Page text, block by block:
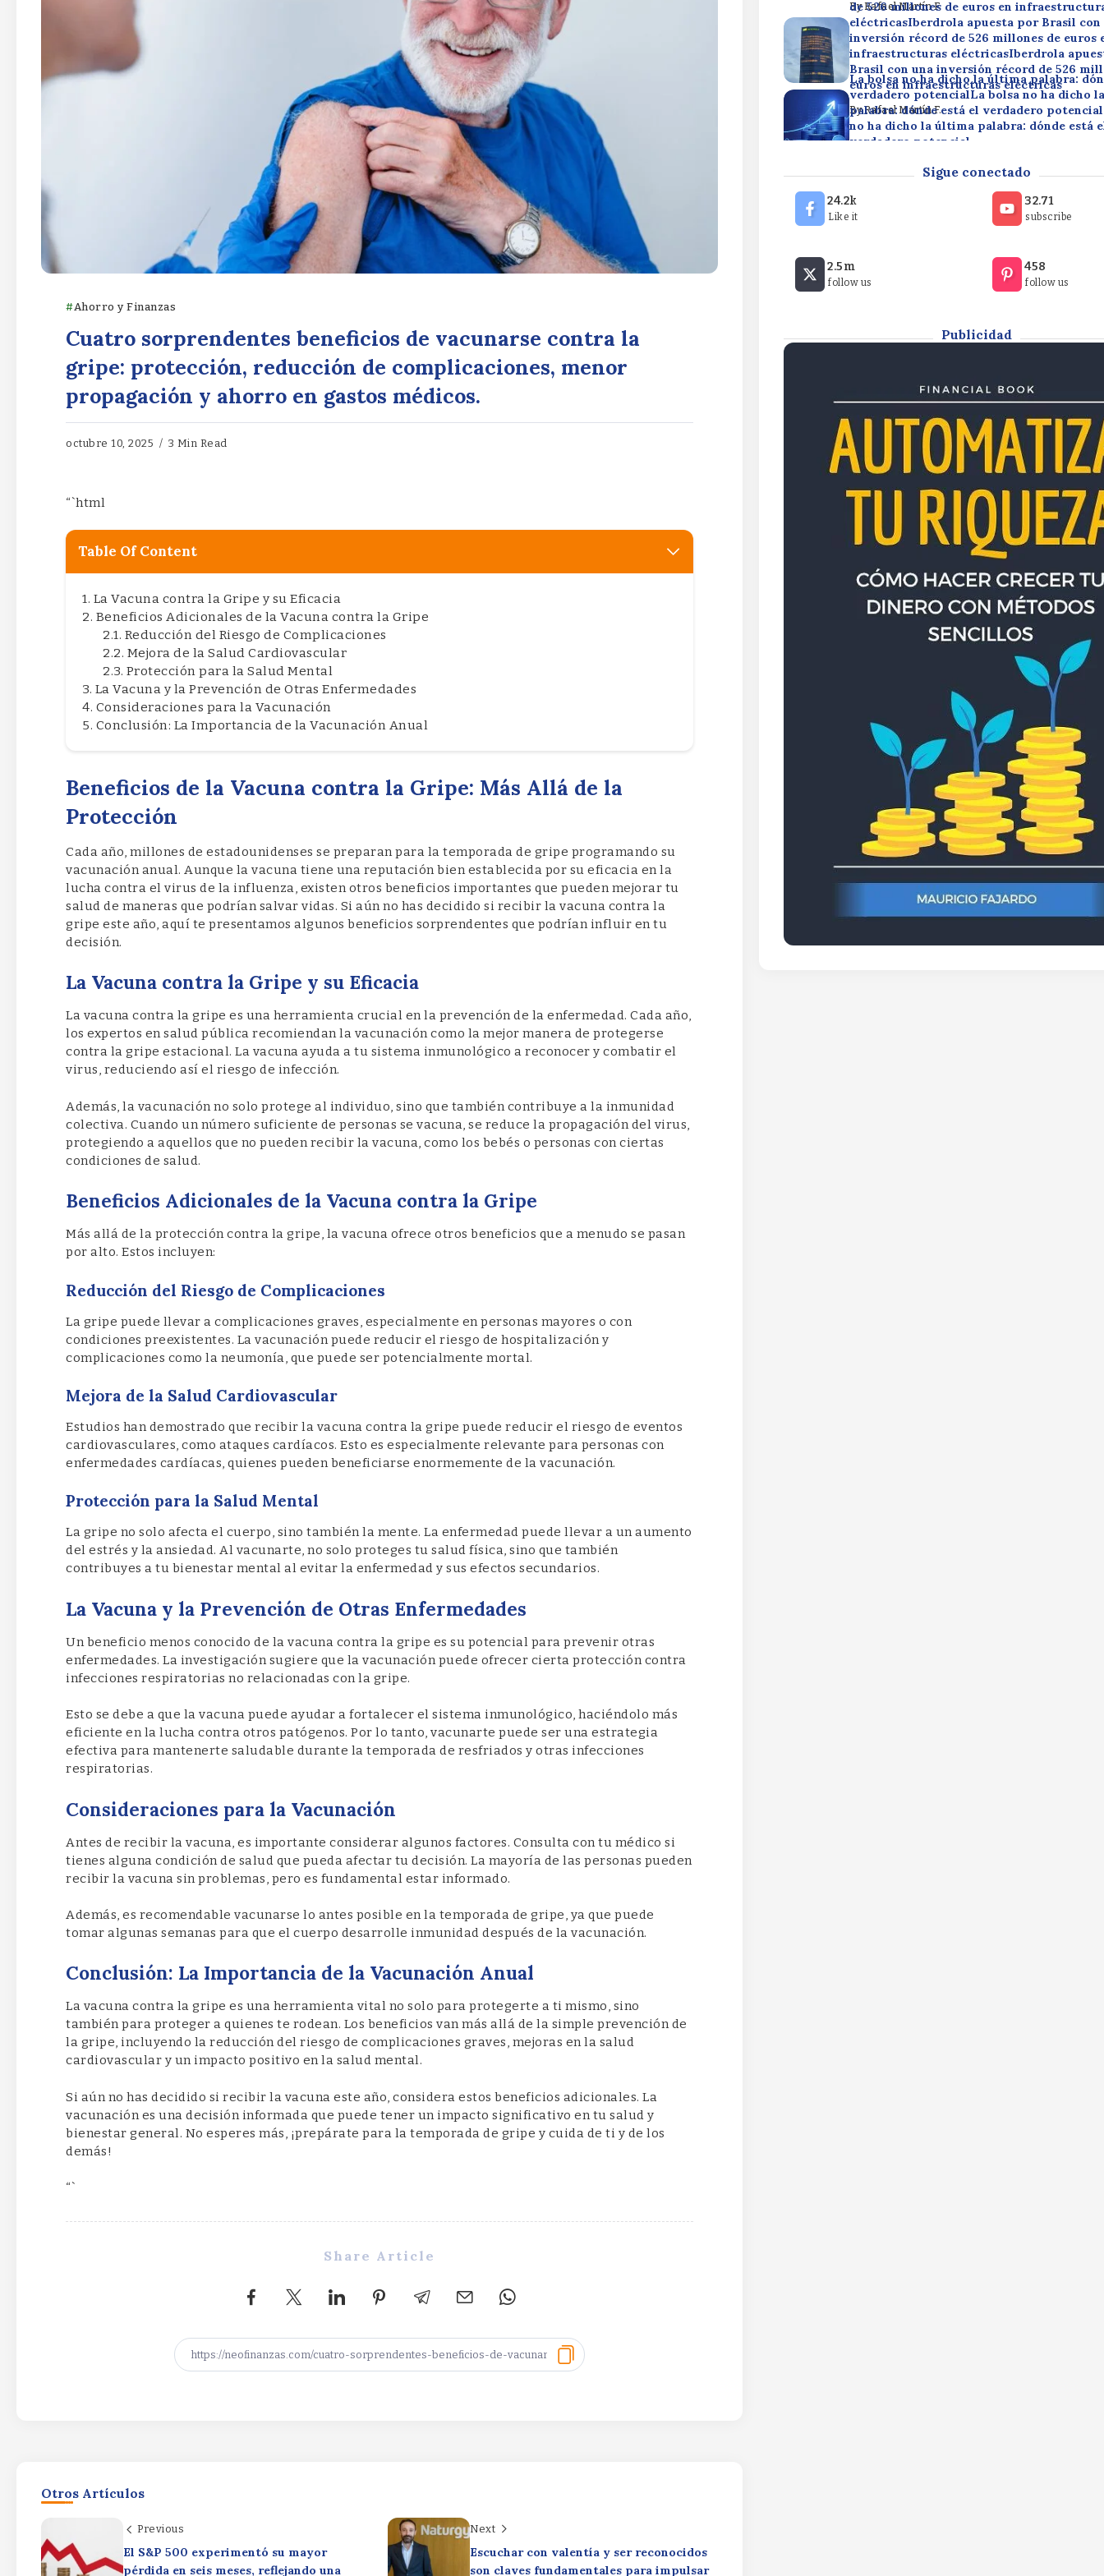
Ahorro y Finanzas
Cuatro sorprendentes beneficios de vacunarse contra la
gripe: protección, reducción de complicaciones, menor
propagación y ahorro en gastos médicos.
octubre 10, 2025 3 Min Read
“`html
Table Of Content
La Vacuna contra la Gripe y su Eficacia
Beneficios Adicionales de la Vacuna contra la Gripe
Reducción del Riesgo de Complicaciones
Mejora de la Salud Cardiovascular
Protección para la Salud Mental
La Vacuna y la Prevención de Otras Enfermedades
Consideraciones para la Vacunación
Conclusión: La Importancia de la Vacunación Anual
Beneficios de la Vacuna contra la Gripe: Más Allá de la
Protección
Cada año, millones de estadounidenses se preparan para la temporada de gripe programando su
vacunación anual. Aunque la vacuna tiene una reputación bien establecida por su eficacia en la
lucha contra el virus de la influenza, existen otros beneficios importantes que pueden mejorar tu
salud de maneras que podrían salvar vidas. Si aún no has decidido si recibir la vacuna contra la
gripe este año, aquí te presentamos algunos beneficios sorprendentes que podrían influir en tu
decisión.
La Vacuna contra la Gripe y su Eficacia
La vacuna contra la gripe es una herramienta crucial en la prevención de la enfermedad. Cada año,
los expertos en salud pública recomiendan la vacunación como la mejor manera de protegerse
contra la gripe estacional. La vacuna ayuda a tu sistema inmunológico a reconocer y combatir el
virus, reduciendo así el riesgo de infección.
Además, la vacunación no solo protege al individuo, sino que también contribuye a la inmunidad
colectiva. Cuando un número suficiente de personas se vacuna, se reduce la propagación del virus,
protegiendo a aquellos que no pueden recibir la vacuna, como los bebés o personas con ciertas
condiciones de salud.
Beneficios Adicionales de la Vacuna contra la Gripe
Más allá de la protección contra la gripe, la vacuna ofrece otros beneficios que a menudo se pasan
por alto. Estos incluyen:
Reducción del Riesgo de Complicaciones
La gripe puede llevar a complicaciones graves, especialmente en personas mayores o con
condiciones preexistentes. La vacunación puede reducir el riesgo de hospitalización y
complicaciones como la neumonía, que puede ser potencialmente mortal.
Mejora de la Salud Cardiovascular
Estudios han demostrado que recibir la vacuna contra la gripe puede reducir el riesgo de eventos
cardiovasculares, como ataques cardíacos. Esto es especialmente relevante para personas con
enfermedades cardíacas, quienes pueden beneficiarse enormemente de la vacunación.
Protección para la Salud Mental
La gripe no solo afecta el cuerpo, sino también la mente. La enfermedad puede llevar a un aumento
del estrés y la ansiedad. Al vacunarte, no solo proteges tu salud física, sino que también
contribuyes a tu bienestar mental al evitar la enfermedad y sus efectos secundarios.
La Vacuna y la Prevención de Otras Enfermedades
Un beneficio menos conocido de la vacuna contra la gripe es su potencial para prevenir otras
enfermedades. La investigación sugiere que la vacunación puede ofrecer cierta protección contra
infecciones respiratorias no relacionadas con la gripe.
Esto se debe a que la vacuna puede ayudar a fortalecer el sistema inmunológico, haciéndolo más
eficiente en la lucha contra otros patógenos. Por lo tanto, vacunarte puede ser una estrategia
efectiva para mantenerte saludable durante la temporada de resfriados y otras infecciones
respiratorias.
Consideraciones para la Vacunación
Antes de recibir la vacuna, es importante considerar algunos factores. Consulta con tu médico si
tienes alguna condición de salud que pueda afectar tu decisión. La mayoría de las personas pueden
recibir la vacuna sin problemas, pero es fundamental estar informado.
Además, es recomendable vacunarse lo antes posible en la temporada de gripe, ya que puede
tomar algunas semanas para que el cuerpo desarrolle inmunidad después de la vacunación.
Conclusión: La Importancia de la Vacunación Anual
La vacuna contra la gripe es una herramienta vital no solo para protegerte a ti mismo, sino
también para proteger a quienes te rodean. Los beneficios van más allá de la simple prevención de
la gripe, incluyendo la reducción del riesgo de complicaciones graves, mejoras en la salud
cardiovascular y un impacto positivo en la salud mental.
Si aún no has decidido si recibir la vacuna este año, considera estos beneficios adicionales. La
vacunación es una decisión informada que puede tener un impacto significativo en tu salud y
bienestar general. No esperes más, ¡prepárate para la temporada de gripe y cuida de ti y de los
demás!
“`
Share Article
Otros Artículos
Previous
El S&P 500 experimentó su mayor
pérdida en seis meses, reflejando una
Next
Escuchar con valentía y ser reconocidos
son claves fundamentales para impulsar
By Rafael Martín F.
de 526 millones de euros en
eléctricasIberdrola apuesta por Brasil con
inversión récord de 526 millones de euros
infraestructuras eléctricasIberdrola
Brasil con una inversión récord de 526
euros en infraestructuras eléctricas
By Rafael Martín F.
La bolsa no ha dicho la última palabra:
verdadero potencialLa bolsa no ha dicho
palabra: dónde está el verdadero
no ha dicho la última palabra: dónde está
verdadero potencial
Rafael Martín F.
¿Estamos ante el inicio de un mercado
S&P 500 o puede alcanzar pronto un
ante el inicio de un mercado alcista en el
puede alcanzar pronto un
inicio de un mercado alcista en el S&P
By
Iberdrola apuesta por Brasil con una
de 526 millones de euros en
eléctricasIberdrola apuesta por Brasil con
Brasil con una inversión récord de 526
Sigue conectado
24.2k
Like it
32.71
subscribe
2.5m
follow us
458
follow us
Publicidad